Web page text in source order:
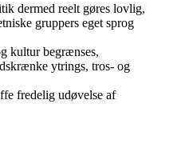
dermed reelt gøres lovlig,
gruppers eget sprog
kultur begrænses,
ytrings, tros- og
fredelig udøvelse af